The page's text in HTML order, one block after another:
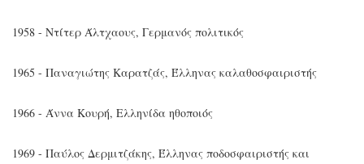
1958 - Ντίτερ Άλτχαους, Γερμανός πολιτικός
1965 - Παναγιώτης Καρατζάς, Έλληνας καλαθοσφαιριστής
1966 - Άννα Κουρή, Ελληνίδα ηθοποιός
1969 - Παύλος Δερμιτζάκης, Έλληνας ποδοσφαιριστής και